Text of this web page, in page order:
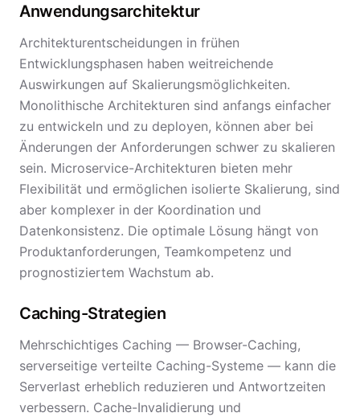
Anwendungsarchitektur
Architekturentscheidungen in frühen
Entwicklungsphasen haben weitreichende
Auswirkungen auf Skalierungsmöglichkeiten.
Monolithische Architekturen sind anfangs einfacher
zu entwickeln und zu deployen, können aber bei
Änderungen der Anforderungen schwer zu skalieren
sein. Microservice-Architekturen bieten mehr
Flexibilität und ermöglichen isolierte Skalierung, sind
aber komplexer in der Koordination und
Datenkonsistenz. Die optimale Lösung hängt von
Produktanforderungen, Teamkompetenz und
prognostiziertem Wachstum ab.
Caching-Strategien
Mehrschichtiges Caching — Browser-Caching,
serverseitige verteilte Caching-Systeme — kann die
Serverlast erheblich reduzieren und Antwortzeiten
verbessern. Cache-Invalidierung und